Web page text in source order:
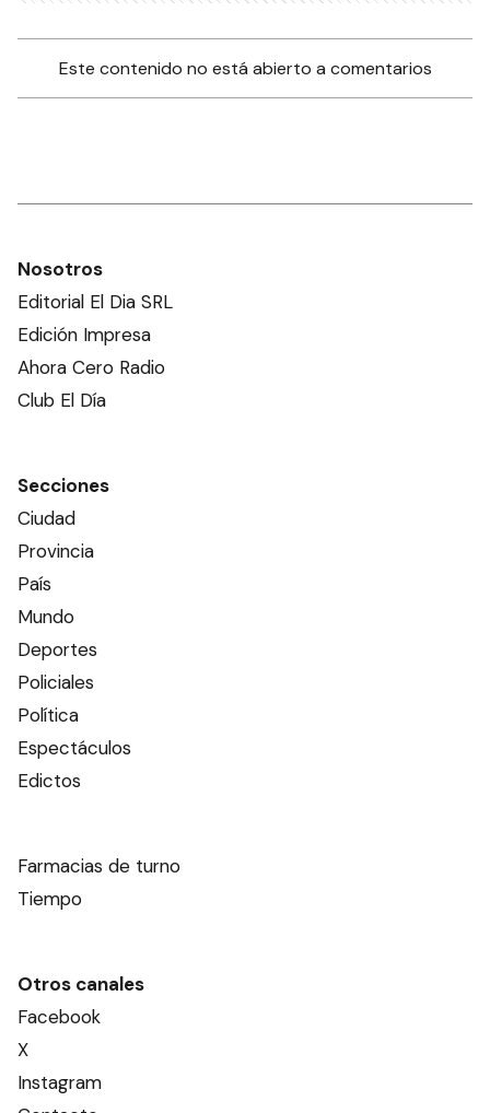
Este contenido no está abierto a comentarios
Nosotros
Editorial El Dia SRL
Edición Impresa
Ahora Cero Radio
Club El Día
Secciones
Ciudad
Provincia
País
Mundo
Deportes
Policiales
Política
Espectáculos
Edictos
Farmacias de turno
Tiempo
Otros canales
Facebook
X
Instagram